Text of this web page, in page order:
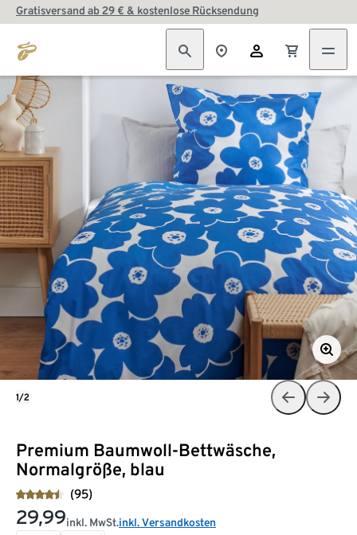
Gratisversand ab 29 € & kostenlose Rücksendung
Premium Baumwoll-Bettwäsche,
Normalgröße, blau
(95)
29,99inkl. MwSt.inkl. Versandkosten
1/2